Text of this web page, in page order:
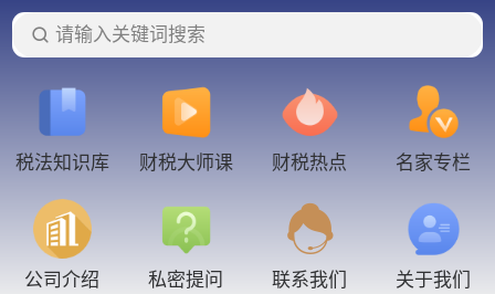
请输入关键词搜索
税法知识库 财税大师课 财税热点 名家专栏
公司介绍 私密提问 联系我们 关于我们